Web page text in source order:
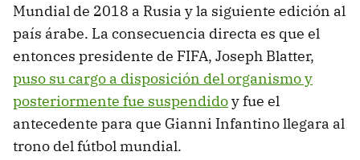
Mundial de 2018 a Rusia y la siguiente edición al
país árabe. La consecuencia directa es que el
entonces presidente de FIFA, Joseph Blatter,
puso su cargo a disposición del organismo y
posteriormente fue suspendidoy fue el
antecedente para que Gianni Infantino llegara al
trono del fútbol mundial.